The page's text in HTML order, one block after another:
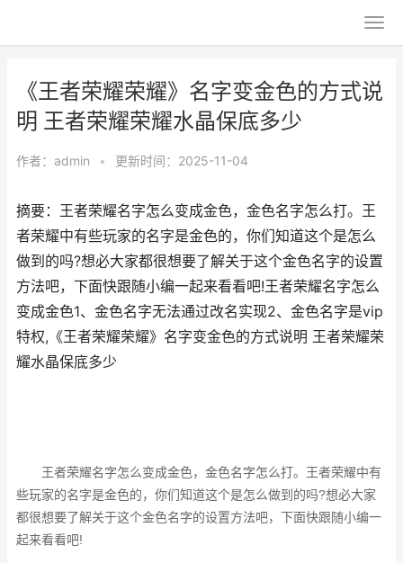
《王者荣耀荣耀》名字变金色的方式说
明 王者荣耀荣耀水晶保底多少
作者： admin • 更新时间：2025-11-04
摘要：王者荣耀名字怎么变成金色，金色名字怎么打。王
者荣耀中有些玩家的名字是金色的，你们知道这个是怎么
做到的吗?想必大家都很想要了解关于这个金色名字的设置
方法吧，下面快跟随小编一起来看看吧!王者荣耀名字怎么
变成金色1、金色名字无法通过改名实现2、金色名字是vip
特权,《王者荣耀荣耀》名字变金色的方式说明 王者荣耀荣
耀水晶保底多少
王者荣耀名字怎么变成金色，金色名字怎么打。王者荣耀中有
些玩家的名字是金色的，你们知道这个是怎么做到的吗?想必大家
都很想要了解关于这个金色名字的设置方法吧，下面快跟随小编一
起来看看吧!